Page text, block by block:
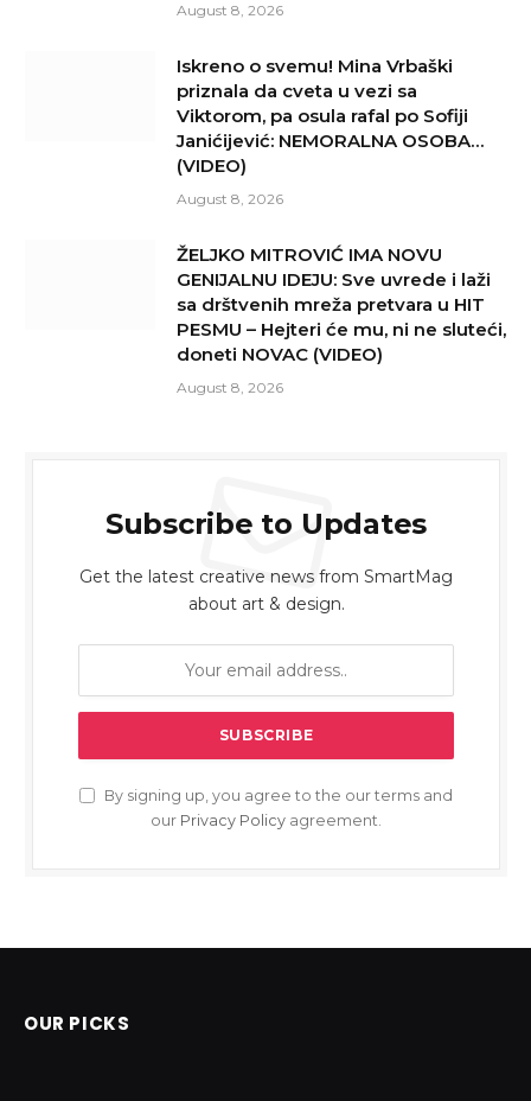
August 8, 2026
Iskreno o svemu! Mina Vrbaški
priznala da cveta u vezi sa
Viktorom, pa osula rafal po Sofiji
Janićijević: NEMORALNA OSOBA…
(VIDEO)
August 8, 2026
ŽELJKO MITROVIĆ IMA NOVU
GENIJALNU IDEJU: Sve uvrede i laži
sa drštvenih mreža pretvara u HIT
PESMU – Hejteri će mu, ni ne sluteći,
doneti NOVAC (VIDEO)
August 8, 2026
Subscribe to Updates
Get the latest creative news from SmartMag
about art & design.
By signing up, you agree to the our terms and
our Privacy Policy agreement.
OUR PICKS